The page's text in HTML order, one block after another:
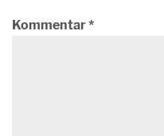
Kommentar*